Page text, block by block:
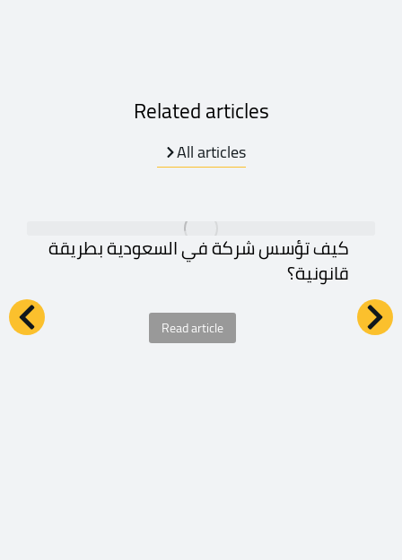
Related articles
All articles
كيف تؤسس شركة في السعودية بطريقة
قانونية؟
Read article